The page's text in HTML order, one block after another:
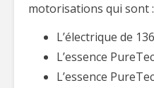
motorisations qui sont :
L’électrique de
L’essence
L’essence